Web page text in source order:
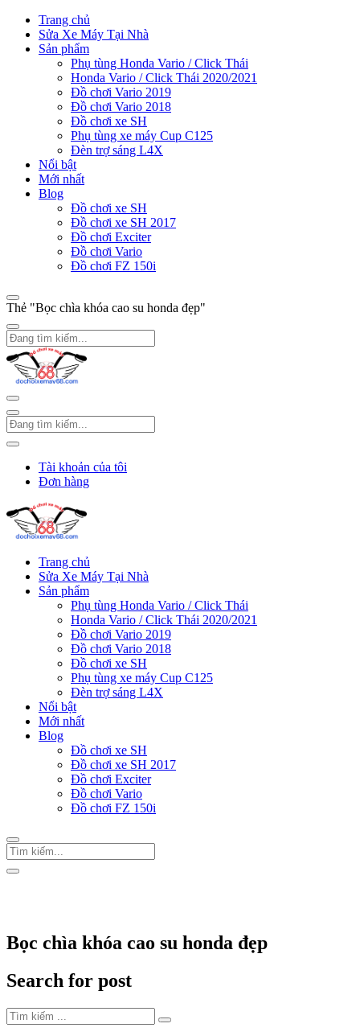
Trang chủ
Sửa Xe Máy Tại Nhà
Sản phẩm
Phụ tùng Honda Vario / Click Thái
Honda Vario / Click Thái 2020/2021
Đồ chơi Vario 2019
Đồ chơi Vario 2018
Đồ chơi xe SH
Phụ tùng xe máy Cup C125
Đèn trợ sáng L4X
Nổi bật
Mới nhất
Blog
Đồ chơi xe SH
Đồ chơi xe SH 2017
Đồ chơi Exciter
Đồ chơi Vario
Đồ chơi FZ 150i
Thẻ "Bọc chìa khóa cao su honda đẹp"
Tài khoản của tôi
Đơn hàng
Trang chủ
Sửa Xe Máy Tại Nhà
Sản phẩm
Phụ tùng Honda Vario / Click Thái
Honda Vario / Click Thái 2020/2021
Đồ chơi Vario 2019
Đồ chơi Vario 2018
Đồ chơi xe SH
Phụ tùng xe máy Cup C125
Đèn trợ sáng L4X
Nổi bật
Mới nhất
Blog
Đồ chơi xe SH
Đồ chơi xe SH 2017
Đồ chơi Exciter
Đồ chơi Vario
Đồ chơi FZ 150i
Bọc chìa khóa cao su honda đẹp
Search for post